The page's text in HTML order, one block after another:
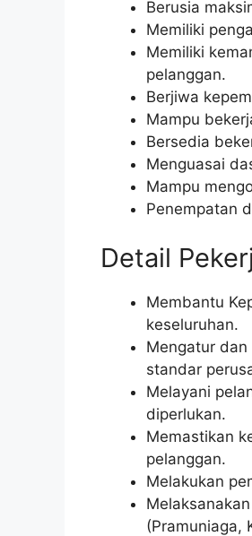
Berusia
Memiliki
Memiliki
pelanggan.
Berjiwa
Mampu
Bersedia
Menguasai
Mampu
Penempatan
Detail
Membantu
keseluruhan.
Mengatur
standar
Melayani
diperlukan.
Memastikan
pelanggan.
Melakukan
(Pramuniaga,